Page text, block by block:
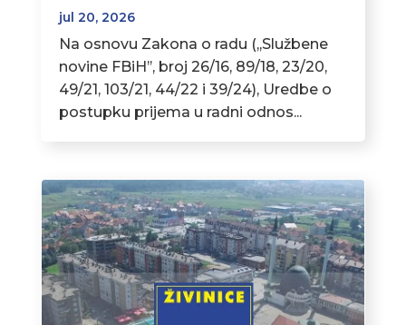
jul 20, 2026
Na osnovu Zakona o radu (,,Službene
novine FBiH’’, broj 26/16, 89/18, 23/20,
49/21, 103/21, 44/22 i 39/24), Uredbe o
postupku prijema u radni odnos...